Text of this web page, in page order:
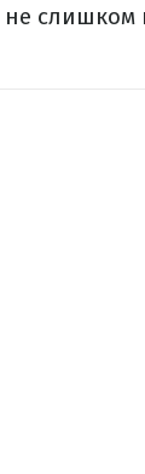
не слишком